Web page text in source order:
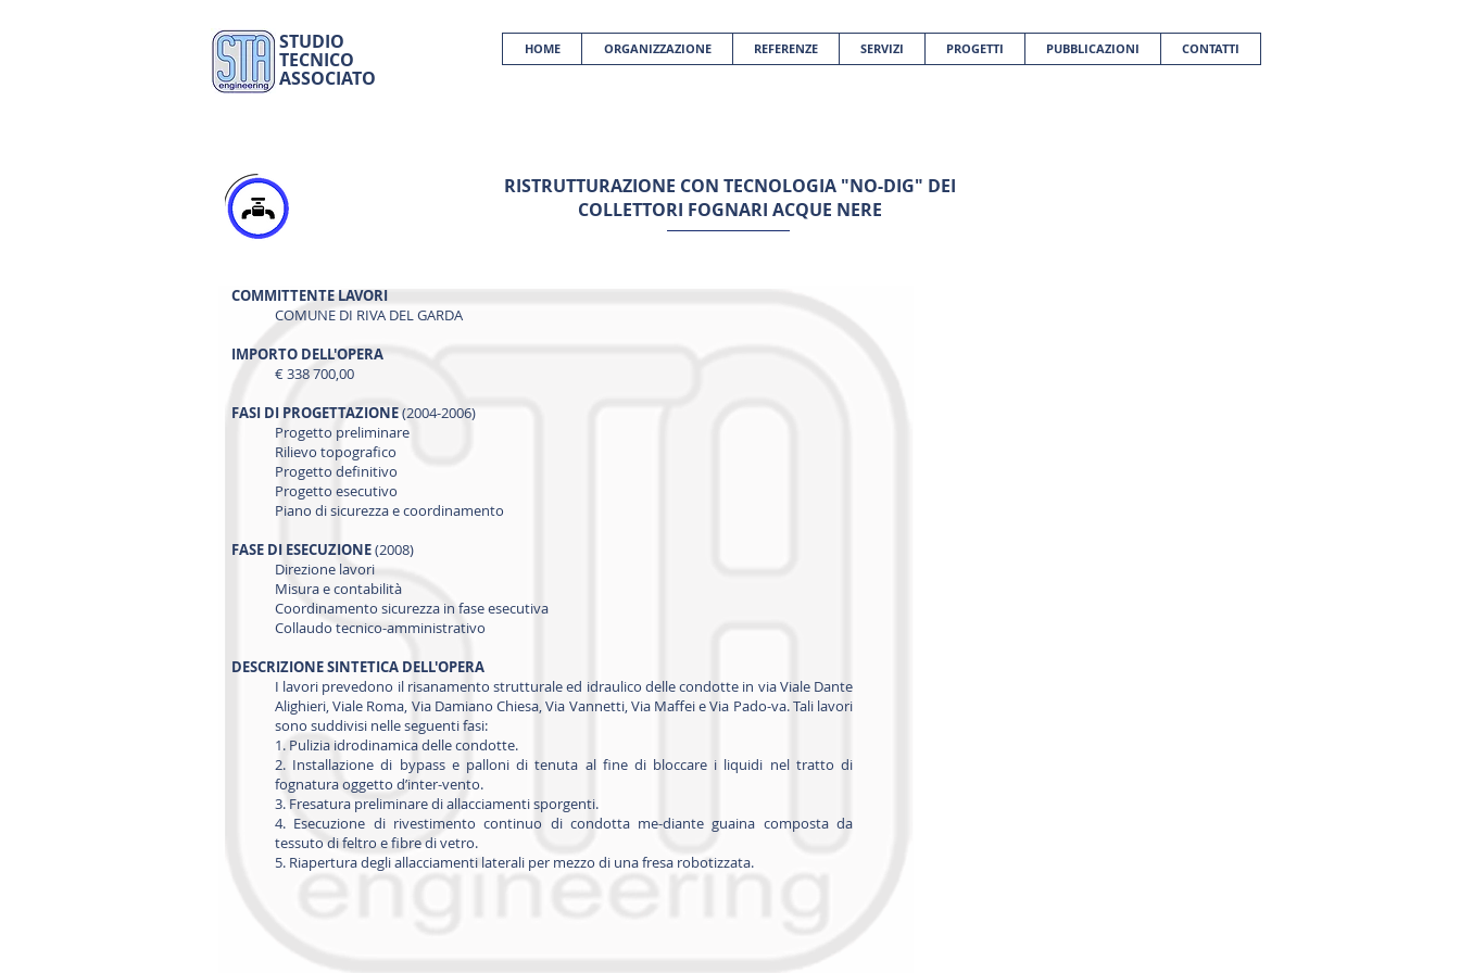
STUDIO
TECNICO
ASSOCIATO
HOME ORGANIZZAZIONE REFERENZE SERVIZI PROGETTI PUBBLICAZIONI CONTATTI
RISTRUTTURAZIONE CON TECNOLOGIA "NO-DIG" DEI
COLLETTORI FOGNARI ACQUE NERE
COMMITTENTE LAVORI
COMUNE DI RIVA DEL GARDA
IMPORTO DELL'OPERA
€ 338 700,00
FASI DI PROGETTAZIONE(2004-2006)
Progetto preliminare
Rilievo topografico
Progetto definitivo
Progetto esecutivo
Piano di sicurezza e coordinamento
FASE DI ESECUZIONE(2008)
Direzione lavori
Misura e contabilità
Coordinamento sicurezza in fase esecutiva
Collaudo tecnico-amministrativo
DESCRIZIONE SINTETICA DELL'OPERA
I lavori prevedono il risanamento strutturale ed idraulico delle condotte in via Viale Dante
Alighieri, Viale Roma, Via Damiano Chiesa, Via Vannetti, Via Maffei e Via Pado-va. Tali lavori
sono suddivisi nelle seguenti fasi:
1. Pulizia idrodinamica delle condotte.
2. Installazione di bypass e palloni di tenuta al fine di bloccare i liquidi nel tratto di
fognatura oggetto d’inter-vento.
3. Fresatura preliminare di allacciamenti sporgenti.
4. Esecuzione di rivestimento continuo di condotta me-diante guaina composta da
tessuto di feltro e fibre di vetro.
5. Riapertura degli allacciamenti laterali per mezzo di una fresa robotizzata.